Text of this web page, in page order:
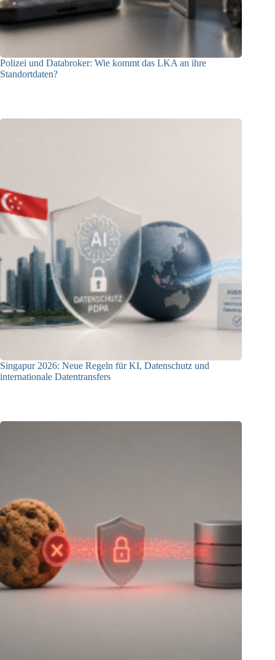
Polizei und Databroker: Wie kommt das LKA an ihre
Standortdaten?
Singapur 2026: Neue Regeln für KI, Datenschutz und
internationale Datentransfers